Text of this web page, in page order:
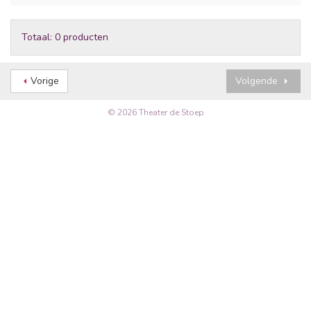
Totaal: 0 producten
Vorige Volgende
© 2026 Theater de Stoep